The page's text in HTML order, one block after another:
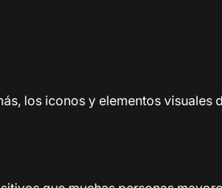
los iconos y elementos visuales